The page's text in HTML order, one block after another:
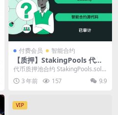
付费会员 智能合约
【质押】StakingPools 代币
质押池
代币质押池合约 StakingPools.sol
是一个智能合约，允许用户在各
种...3 年前 157 9.9
VIP